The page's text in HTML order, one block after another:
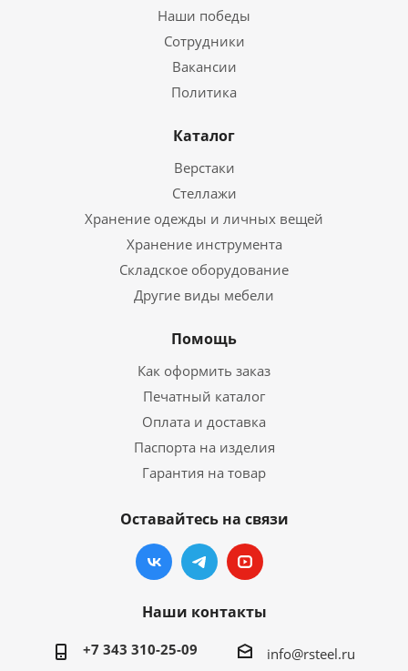
Наши победы
Сотрудники
Вакансии
Политика
Каталог
Верстаки
Стеллажи
Хранение одежды и личных вещей
Хранение инструмента
Складское оборудование
Другие виды мебели
Помощь
Как оформить заказ
Печатный каталог
Оплата и доставка
Паспорта на изделия
Гарантия на товар
Оставайтесь на связи
Наши контакты
+7 343 310-25-09 info@rsteel.ru